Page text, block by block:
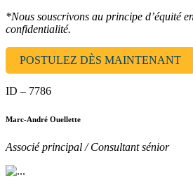
*Nous souscrivons au principe d’équité
confidentialité.
POSTULEZ DÈS MAINTENANT
ID – 7786
Marc-André Ouellette
Associé principal / Consultant sénior